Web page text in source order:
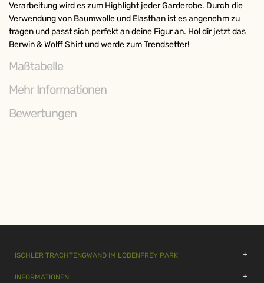
Verarbeitung wird es zum Highlight jeder Garderobe. Durch die
Verwendung von Baumwolle und Elasthan ist es angenehm zu
tragen und passt sich perfekt an deine Figur an. Hol dir jetzt das
Berwin & Wolff Shirt und werde zum Trendsetter!
Maßtabelle
Mehr Informationen
Bewertungen
ISCHLER TRACHTENGWAND IM LODENFREY PARK
INFORMATIONEN